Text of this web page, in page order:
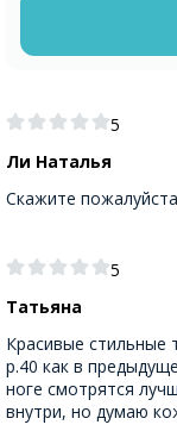
5
Ли Наталья
Скажите
5
Татьяна
Красивые стильные
р.40 как в
ноге смотрятся
внутри, но думаю